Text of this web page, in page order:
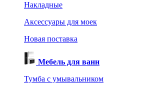
Накладные
Аксессуары для моек
Новая поставка
Мебель для ванн
Тумба с умывальником